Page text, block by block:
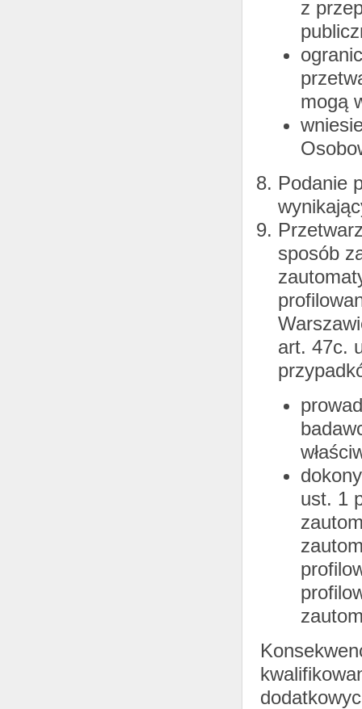
z
mogą
Podanie
sposób
art. 47c.
ust. 1